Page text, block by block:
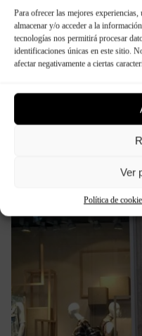
Para ofrecer las mejores
almacenar y/o acceder a la
tecnologías nos permitirá procesar
identificaciones únicas en este sitio.
afectar negativamente a ciertas
Ver
Política de
No hay